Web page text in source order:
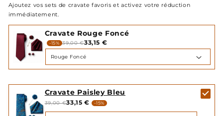
Ajoutez vos sets de cravate favoris et activez votre réduction
immédiatement.
Cravate Rouge Foncé
-15% 39,00 €33,15 €
Cravate Paisley Bleu
39,00 €33,15 € -15%